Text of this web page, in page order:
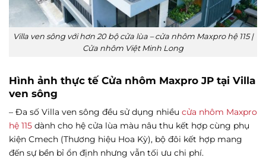
Villa ven sông với hơn 20 bộ cửa lùa – cửa nhôm Maxpro hệ 115 |
Cửa nhôm Việt Minh Long
Hình ảnh thực tế Cửa nhôm Maxpro JP tại Villa
ven sông
– Đa số Villa ven sông đều sử dụng nhiều cửa nhôm Maxpro
hệ 115 dành cho hệ cửa lùa màu nâu thu kết hợp cùng phụ
kiện Cmech (Thương hiệu Hoa Kỳ), bộ đôi kết hợp mang
đến sự bền bỉ ổn định nhưng vẫn tối ưu chi phí.